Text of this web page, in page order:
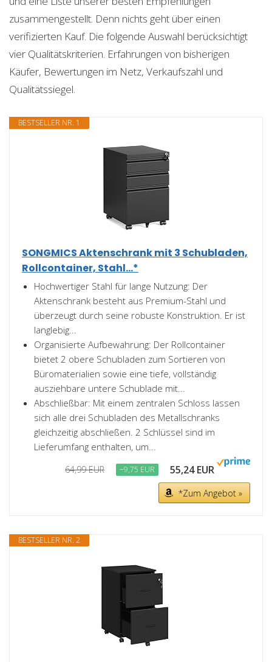
zusammengestellt. Denn nichts geht über einen
verifizierten Kauf. Die folgende Auswahl berücksichtigt
vier Qualitätskriterien. Erfahrungen von bisherigen
Käufer, Bewertungen im Netz, Verkaufszahl und
Qualitätssiegel.
BESTSELLER NR. 1
SONGMICS Aktenschrank mit 3 Schubladen,
Rollcontainer, Stahl...*
Hochwertiger Stahl für lange Nutzung: Der
Aktenschrank besteht aus Premium-Stahl und
überzeugt durch seine robuste Konstruktion. Er ist
langlebig...
Organisierte Aufbewahrung: Der Rollcontainer
bietet 2 obere Schubladen zum Sortieren von
Büromaterialien sowie eine tiefe, vollständig
ausziehbare untere Schublade mit...
Abschließbar: Mit einem zentralen Schloss lassen
sich alle drei Schubladen des Metallschranks
gleichzeitig abschließen. 2 Schlüssel sind im
Lieferumfang enthalten, um...
64,99 EUR −9,75 EUR 55,24 EUR
*Zum Angebot »
BESTSELLER NR. 2